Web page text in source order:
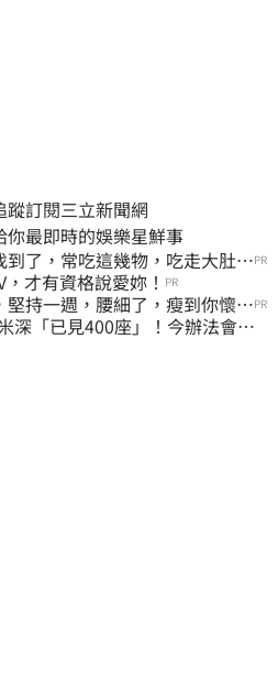
訂閱三立新聞網
最即時的娛樂星鮮事
了，常吃這幾物，吃走大肚
PR
才有資格說愛妳！ PR
持一週，腰細了，瘦到你懷疑PR
深「已見400座」！今辦法會安